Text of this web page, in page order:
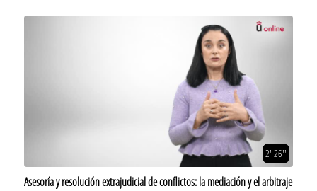
2' 26''
Asesoría y resolución extrajudicial de conflictos: la mediación y el arbitraje